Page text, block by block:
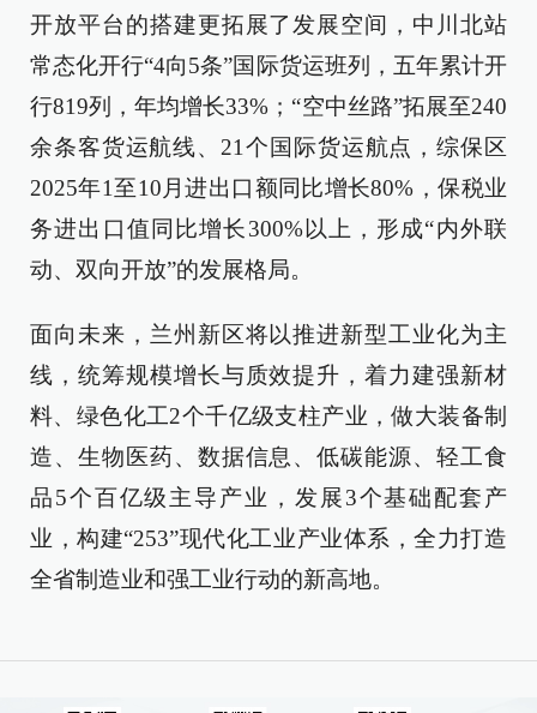
开放平台的搭建更拓展了发展空间，中川北站
常态化开行“4向5条”国际货运班列，五年累计开
行819列，年均增长33%；“空中丝路”拓展至240
余条客货运航线、21个国际货运航点，综保区
2025年1至10月进出口额同比增长80%，保税业
务进出口值同比增长300%以上，形成“内外联
动、双向开放”的发展格局。
面向未来，兰州新区将以推进新型工业化为主
线，统筹规模增长与质效提升，着力建强新材
料、绿色化工2个千亿级支柱产业，做大装备制
造、生物医药、数据信息、低碳能源、轻工食
品5个百亿级主导产业，发展3个基础配套产
业，构建“253”现代化工业产业体系，全力打造
全省制造业和强工业行动的新高地。